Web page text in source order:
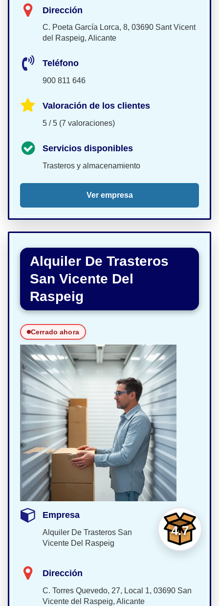
Dirección
C. Poeta García Lorca, 8, 03690 Sant Vicent
del Raspeig, Alicante
Teléfono
900 811 646
Valoración de los clientes
5 / 5 (7 valoraciones)
Servicios disponibles
Trasteros y almacenamiento
Ver empresa
Alquiler De Trasteros
San Vicente Del
Raspeig
Cerrado ahora
4.7
Empresa
Alquiler De Trasteros San
Vicente Del Raspeig
Dirección
C. Torres Quevedo, 27, Local 1, 03690 San
Vicente del Raspeig, Alicante